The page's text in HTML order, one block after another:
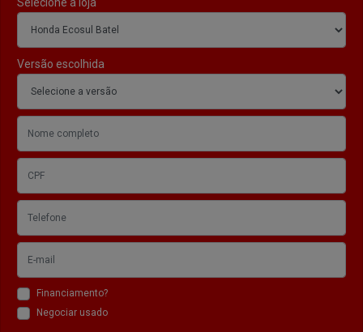
Versão escolhida
Financiamento?
Negociar usado